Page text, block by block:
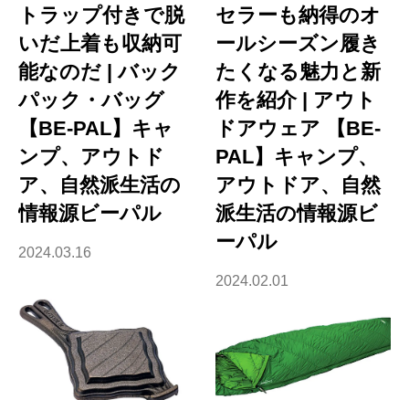
トラップ付きで脱
いだ上着も収納可
能なのだ | バック
パック・バッグ
【BE-PAL】キャ
ンプ、アウトド
ア、自然派生活の
情報源ビーパル
2024.03.16
セラーも納得のオ
ールシーズン履き
たくなる魅力と新
作を紹介 | アウト
ドアウェア 【BE-
PAL】キャンプ、
アウトドア、自然
派生活の情報源ビ
ーパル
2024.02.01